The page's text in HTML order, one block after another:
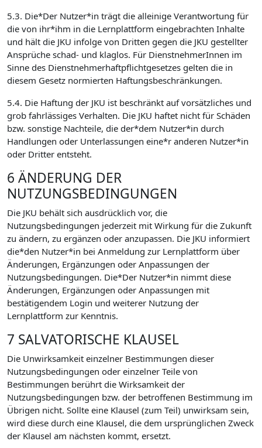
5.3. Die*Der Nutzer*in trägt die alleinige Verantwortung für
die von ihr*ihm in die Lernplattform eingebrachten Inhalte
und hält die JKU infolge von Dritten gegen die JKU gestellter
Ansprüche schad- und klaglos. Für DienstnehmerInnen im
Sinne des Dienstnehmerhaftpflichtgesetzes gelten die in
diesem Gesetz normierten Haftungsbeschränkungen.
5.4. Die Haftung der JKU ist beschränkt auf vorsätzliches und
grob fahrlässiges Verhalten. Die JKU haftet nicht für Schäden
bzw. sonstige Nachteile, die der*dem Nutzer*in durch
Handlungen oder Unterlassungen eine*r anderen Nutzer*in
oder Dritter entsteht.
6 ÄNDERUNG DER
NUTZUNGSBEDINGUNGEN
Die JKU behält sich ausdrücklich vor, die
Nutzungsbedingungen jederzeit mit Wirkung für die Zukunft
zu ändern, zu ergänzen oder anzupassen. Die JKU informiert
die*den Nutzer*in bei Anmeldung zur Lernplattform über
Änderungen, Ergänzungen oder Anpassungen der
Nutzungsbedingungen. Die*Der Nutzer*in nimmt diese
Änderungen, Ergänzungen oder Anpassungen mit
bestätigendem Login und weiterer Nutzung der
Lernplattform zur Kenntnis.
7 SALVATORISCHE KLAUSEL
Die Unwirksamkeit einzelner Bestimmungen dieser
Nutzungsbedingungen oder einzelner Teile von
Bestimmungen berührt die Wirksamkeit der
Nutzungsbedingungen bzw. der betroffenen Bestimmung im
Übrigen nicht. Sollte eine Klausel (zum Teil) unwirksam sein,
wird diese durch eine Klausel, die dem ursprünglichen Zweck
der Klausel am nächsten kommt, ersetzt.